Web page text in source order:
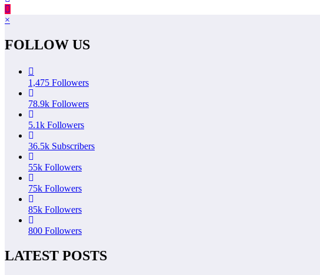
×
FOLLOW US
1,475 Followers
78.9k Followers
5.1k Followers
36.5k Subscribers
55k Followers
75k Followers
85k Followers
800 Followers
LATEST POSTS